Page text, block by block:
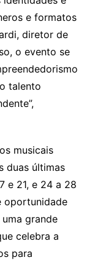
e formatos
diretor de
o evento se
talento
musicais
duas últimas
e 21, e 24 a 28
oportunidade
grande
celebra a
para